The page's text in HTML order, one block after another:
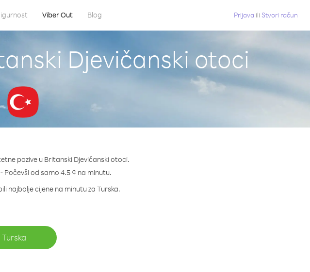
Viber Out Blog Prijava ili Stvori račun
Djevičanski otoci
pozive u Britanski Djevičanski otoci.
Počevši od samo 4.5 ¢ na minutu.
najbolje cijene na minutu za Turska.